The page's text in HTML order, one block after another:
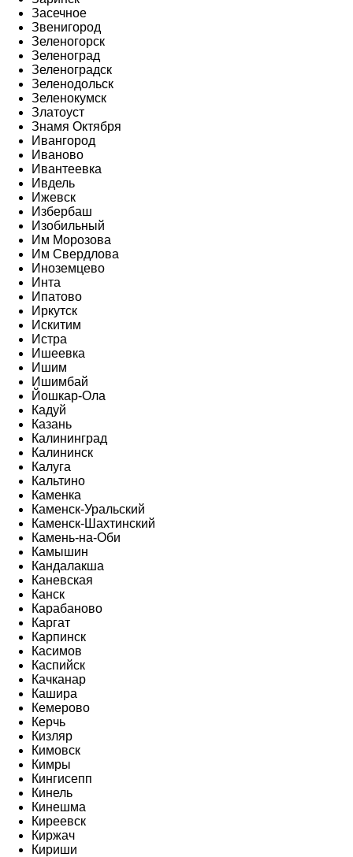
Засечное
Звенигород
Зеленогорск
Зеленоград
Зеленоградск
Зеленодольск
Зеленокумск
Златоуст
Знамя Октября
Ивангород
Иваново
Ивантеевка
Ивдель
Ижевск
Избербаш
Изобильный
Им Морозова
Им Свердлова
Иноземцево
Инта
Ипатово
Иркутск
Искитим
Истра
Ишеевка
Ишим
Ишимбай
Йошкар-Ола
Кадуй
Казань
Калининград
Калининск
Калуга
Кальтино
Каменка
Каменск-Уральский
Каменск-Шахтинский
Камень-на-Оби
Камышин
Кандалакша
Каневская
Канск
Карабаново
Каргат
Карпинск
Касимов
Каспийск
Качканар
Кашира
Кемерово
Керчь
Кизляр
Кимовск
Кимры
Кингисепп
Кинель
Кинешма
Киреевск
Киржач
Кириши